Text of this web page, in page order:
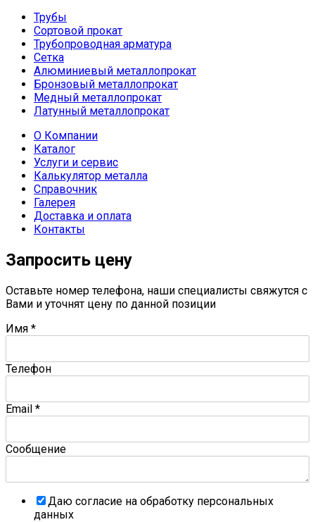
Трубы
Сортовой прокат
Трубопроводная арматура
Сетка
Алюминиевый металлопрокат
Бронзовый металлопрокат
Медный металлопрокат
Латунный металлопрокат
О Компании
Каталог
Услуги и сервис
Калькулятор металла
Справочник
Галерея
Доставка и оплата
Контакты
Запросить цену
Оставьте номер телефона, наши специалисты свяжутся с
Вами и уточнят цену по данной позиции
Имя *
Телефон
Email *
Сообщение
Даю согласие на обработку персональных
данных